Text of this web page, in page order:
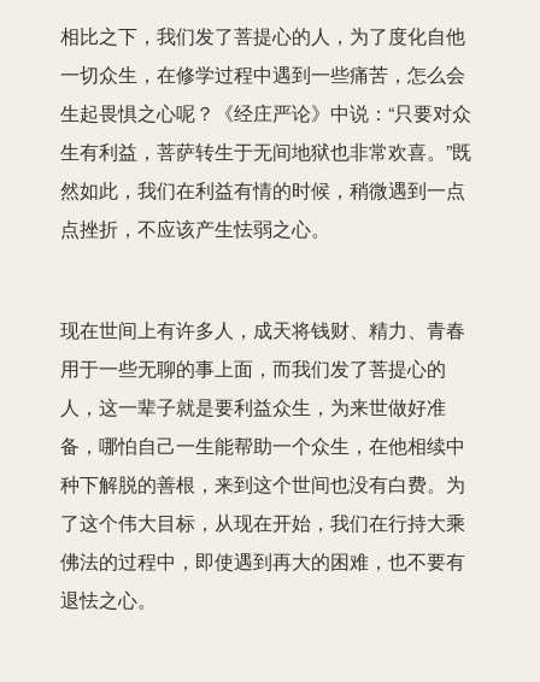
相比之下，我们发了菩提心的人，为了度化自他
一切众生，在修学过程中遇到一些痛苦，怎么会
生起畏惧之心呢？《经庄严论》中说：“只要对众
生有利益，菩萨转生于无间地狱也非常欢喜。”既
然如此，我们在利益有情的时候，稍微遇到一点
点挫折，不应该产生怯弱之心。
现在世间上有许多人，成天将钱财、精力、青春
用于一些无聊的事上面，而我们发了菩提心的
人，这一辈子就是要利益众生，为来世做好准
备，哪怕自己一生能帮助一个众生，在他相续中
种下解脱的善根，来到这个世间也没有白费。为
了这个伟大目标，从现在开始，我们在行持大乘
佛法的过程中，即使遇到再大的困难，也不要有
退怯之心。